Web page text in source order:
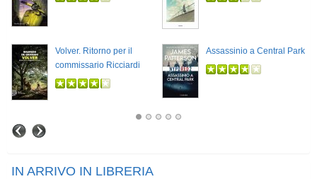
Volver. Ritorno per il
commissario Ricciardi
Assassinio a Central Park
IN ARRIVO IN LIBRERIA